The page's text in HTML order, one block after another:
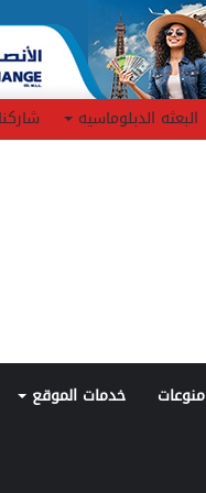
البعثه الدبلوماسيه شاركنا
منوعات خدمات الموقع